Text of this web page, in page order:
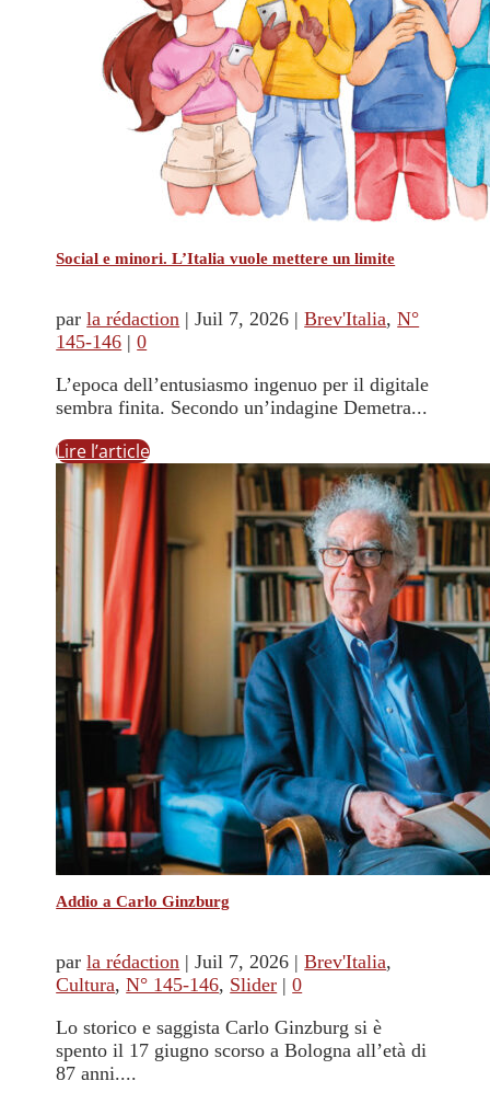
Social e minori. L’Italia vuole mettere un limite
parla rédaction |Juil 7, 2026 |Brev'Italia,N°
145-146 |0
L’epoca dell’entusiasmo ingenuo per il digitale
sembra finita. Secondo un’indagine Demetra...
Lire l’article
Addio a Carlo Ginzburg
parla rédaction |Juil 7, 2026 |Brev'Italia,
Cultura,N° 145-146, Slider |0
Lo storico e saggista Carlo Ginzburg si è
spento il 17 giugno scorso a Bologna all’età di
87 anni....